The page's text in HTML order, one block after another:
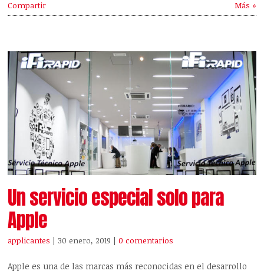
Compartir Más »
Un servicio especial solo para
Apple
applicantes | 30 enero, 2019 |0 comentarios
Apple es una de las marcas más reconocidas en el desarrollo